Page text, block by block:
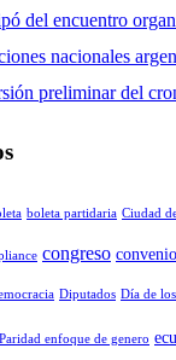
del encuentro
nacionales
preliminar del
boleta partidaria Ciudad
congreso convenio
Diputados Día de
enfoque de genero